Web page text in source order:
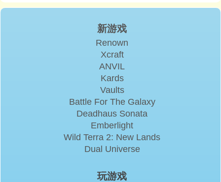
新游戏
Renown
Xcraft
ANVIL
Kards
Vaults
Battle For The Galaxy
Deadhaus Sonata
Emberlight
Wild Terra 2: New Lands
Dual Universe
玩游戏